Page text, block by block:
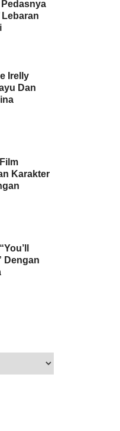
Lebaran
Irelly
Dan
Karakter
Dengan